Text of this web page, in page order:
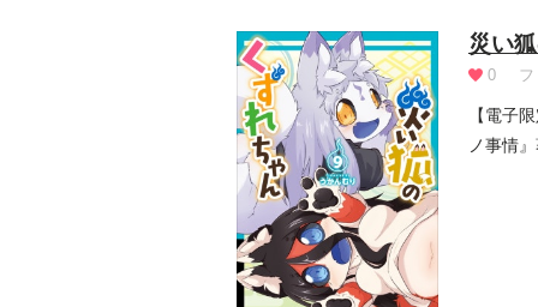
災い
0
【電子
ノ事情